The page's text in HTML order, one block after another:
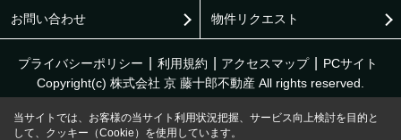
お問い合わせ 物件リクエスト
プライバシーポリシー 利用規約 アクセスマップ
PCサイト
Copyright(c) 株式会社 京 藤十郎不動産 All rights reserved.
当サイトでは、お客様の当サイト利用状況把握、サービス向上検討を目的と
して、クッキー（Cookie）を使用しています。